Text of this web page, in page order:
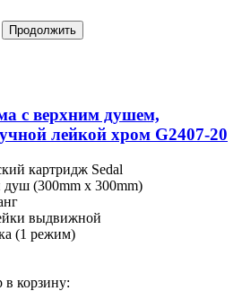
Продолжить
с верхним душем,
лейкой хром G2407-20
картридж Sedal
душ (300mm x 300mm)
выдвижной
(1 режим)
корзину: